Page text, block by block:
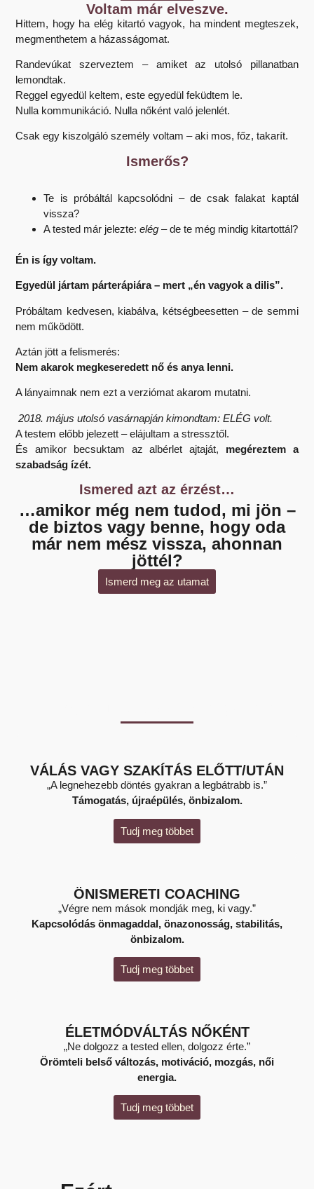
Voltam már elveszve.
Hittem, hogy ha elég kitartó vagyok, ha mindent megteszek,
megmenthetem a házasságomat.
Randevúkat szerveztem – amiket az utolsó pillanatban
lemondtak.
Reggel egyedül keltem, este egyedül feküdtem le.
Nulla kommunikáció. Nulla nőként való jelenlét.
Csak egy kiszolgáló személy voltam – aki mos, főz, takarít.
Ismerős?
Te is próbáltál kapcsolódni – de csak falakat kaptál
vissza?
A tested már jelezte:elég – de te még mindig kitartottál?
Én is így voltam.
Egyedül jártam párterápiára – mert „én vagyok a dilis”.
Próbáltam kedvesen, kiabálva, kétségbeesetten – de semmi
nem működött.
Aztán jött a felismerés:
Nem akarok megkeseredett nő és anya lenni.
A lányaimnak nem ezt a verziómat akarom mutatni.
2018. május utolsó vasárnapján kimondtam: ELÉG volt.
A testem előbb jelezett – elájultam a stressztől.
És amikor becsuktam az albérlet ajtaját, megéreztem a
szabadság ízét.
Ismered azt az érzést…
…amikor még nem tudod, mi jön –
de biztos vagy benne, hogy oda
már nem mész vissza, ahonnan
jöttél?
Ismerd meg az utamat
VÁLÁS VAGY SZAKÍTÁS ELŐTT/UTÁN
„A legnehezebb döntés gyakran a legbátrabb is.”
Támogatás, újraépülés, önbizalom.
Tudj meg többet
ÖNISMERETI COACHING
„Végre nem mások mondják meg, ki vagy.”
Kapcsolódás önmagaddal, önazonosság, stabilitás,
önbizalom.
Tudj meg többet
ÉLETMÓDVÁLTÁS NŐKÉNT
„Ne dolgozz a tested ellen, dolgozz érte.”
Örömteli belső változás, motiváció, mozgás, női
energia.
Tudj meg többet